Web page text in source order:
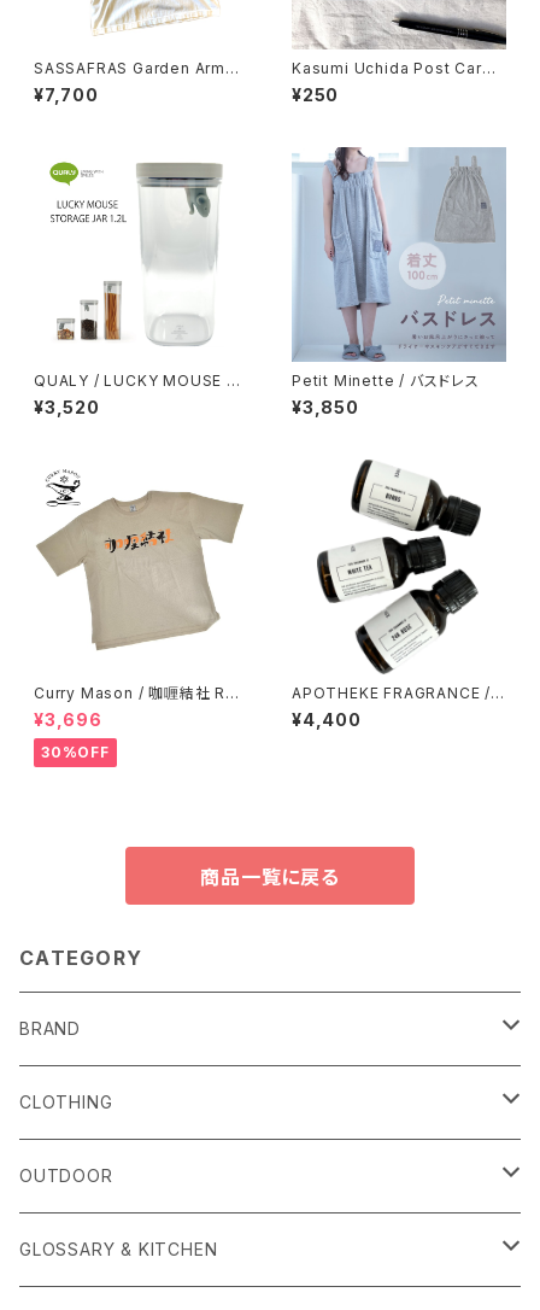
SASSAFRAS Garden Armor
Spade T1/2
¥7,700
Kasumi Uchida Post Card
(Snail 2)
¥250
QUALY / LUCKY MOUSE S
TORAGE JAR 1.2L
¥3,520
Petit Minette / バスドレス
¥3,850
Curry Mason / 咖喱結社 RET
RO T-Shirt
¥3,696
30%OFF
APOTHEKE FRAGRANCE /
フレグランスオイル
¥4,400
商品一覧に戻る
CATEGORY
BRAND
alls
Amina Collection
APOTHEKE FRAGRANCE
CLOTHING
OUTER
TOPS
OUTDOOR
CARRYING GOODS
GLOSSARY & KITCHEN